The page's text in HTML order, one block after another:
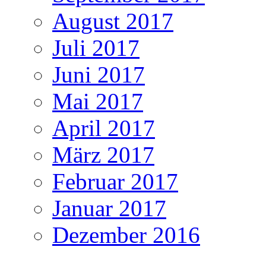
August 2017
Juli 2017
Juni 2017
Mai 2017
April 2017
März 2017
Februar 2017
Januar 2017
Dezember 2016